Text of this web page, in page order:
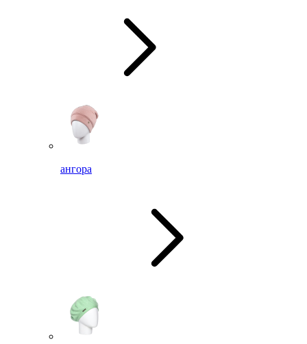
ангора